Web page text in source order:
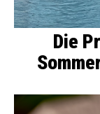
Die